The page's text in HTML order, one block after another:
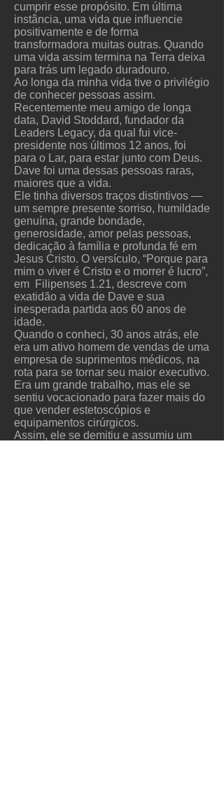
cumprir esse propósito. Em última
instância, uma vida que influencie
positivamente e de forma
transformadora muitas outras. Quando
uma vida assim termina na Terra deixa
para trás um legado duradouro.
Ao longa da minha vida tive o privilégio
de conhecer pessoas assim.
Recentemente meu amigo de longa
data, David Stoddard, fundador da
Leaders Legacy, da qual fui vice-
presidente nos últimos 12 anos, foi
para o Lar, para estar junto com Deus.
Dave foi uma dessas pessoas raras,
maiores que a vida.
Ele tinha diversos traços distintivos —
um sempre presente sorriso, humildade
genuína, grande bondade,
generosidade, amor pelas pessoas,
dedicação à família e profunda fé em
Jesus Cristo. O versículo, “Porque para
mim o viver é Cristo e o morrer é lucro”,
em Filipenses 1.21, descreve com
exatidão a vida de Dave e sua
inesperada partida aos 60 anos de
idade.
Quando o conheci, 30 anos atrás, ele
era um ativo homem de vendas de uma
empresa de suprimentos médicos, na
rota para se tornar seu maior executivo.
Era um grande trabalho, mas ele se
sentiu vocacionado para fazer mais do
que vender estetoscópios e
equipamentos cirúrgicos.
Assim, ele se demitiu e assumiu um